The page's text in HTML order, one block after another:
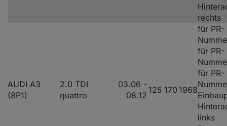
rechts
AUDI A3
(8P1)
2.0 TDI
quattro
03.06 -
08.12
125 170 1968
für PR-
für PR-
für PR-
links